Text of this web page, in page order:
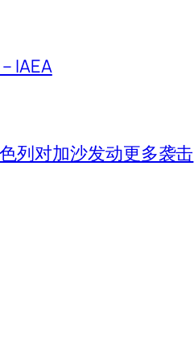
IAEA
列对加沙发动更多袭击